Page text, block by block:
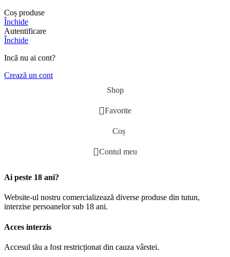
Coș produse
Închide
Autentificare
Închide
Incă nu ai cont?
Crează un cont
Shop
Favorite
Coș
Contul meu
Ai peste 18 ani?
Website-ul nostru comercializează diverse produse din tutun,
interzise persoanelor sub 18 ani.
Acces interzis
Accesul tău a fost restricționat din cauza vârstei.